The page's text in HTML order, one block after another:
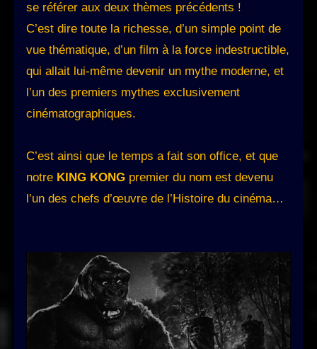
se référer aux deux thèmes précédents !
C’est dire toute la richesse, d’un simple point de
vue thématique, d’un film à la force indestructible,
qui allait lui-même devenir un mythe moderne, et
l’un des premiers mythes exclusivement
cinématographiques.
C’est ainsi que le temps a fait son office, et que
notre KING KONG premier du nom est devenu
l’un des chefs d’œuvre de l’Histoire du cinéma…